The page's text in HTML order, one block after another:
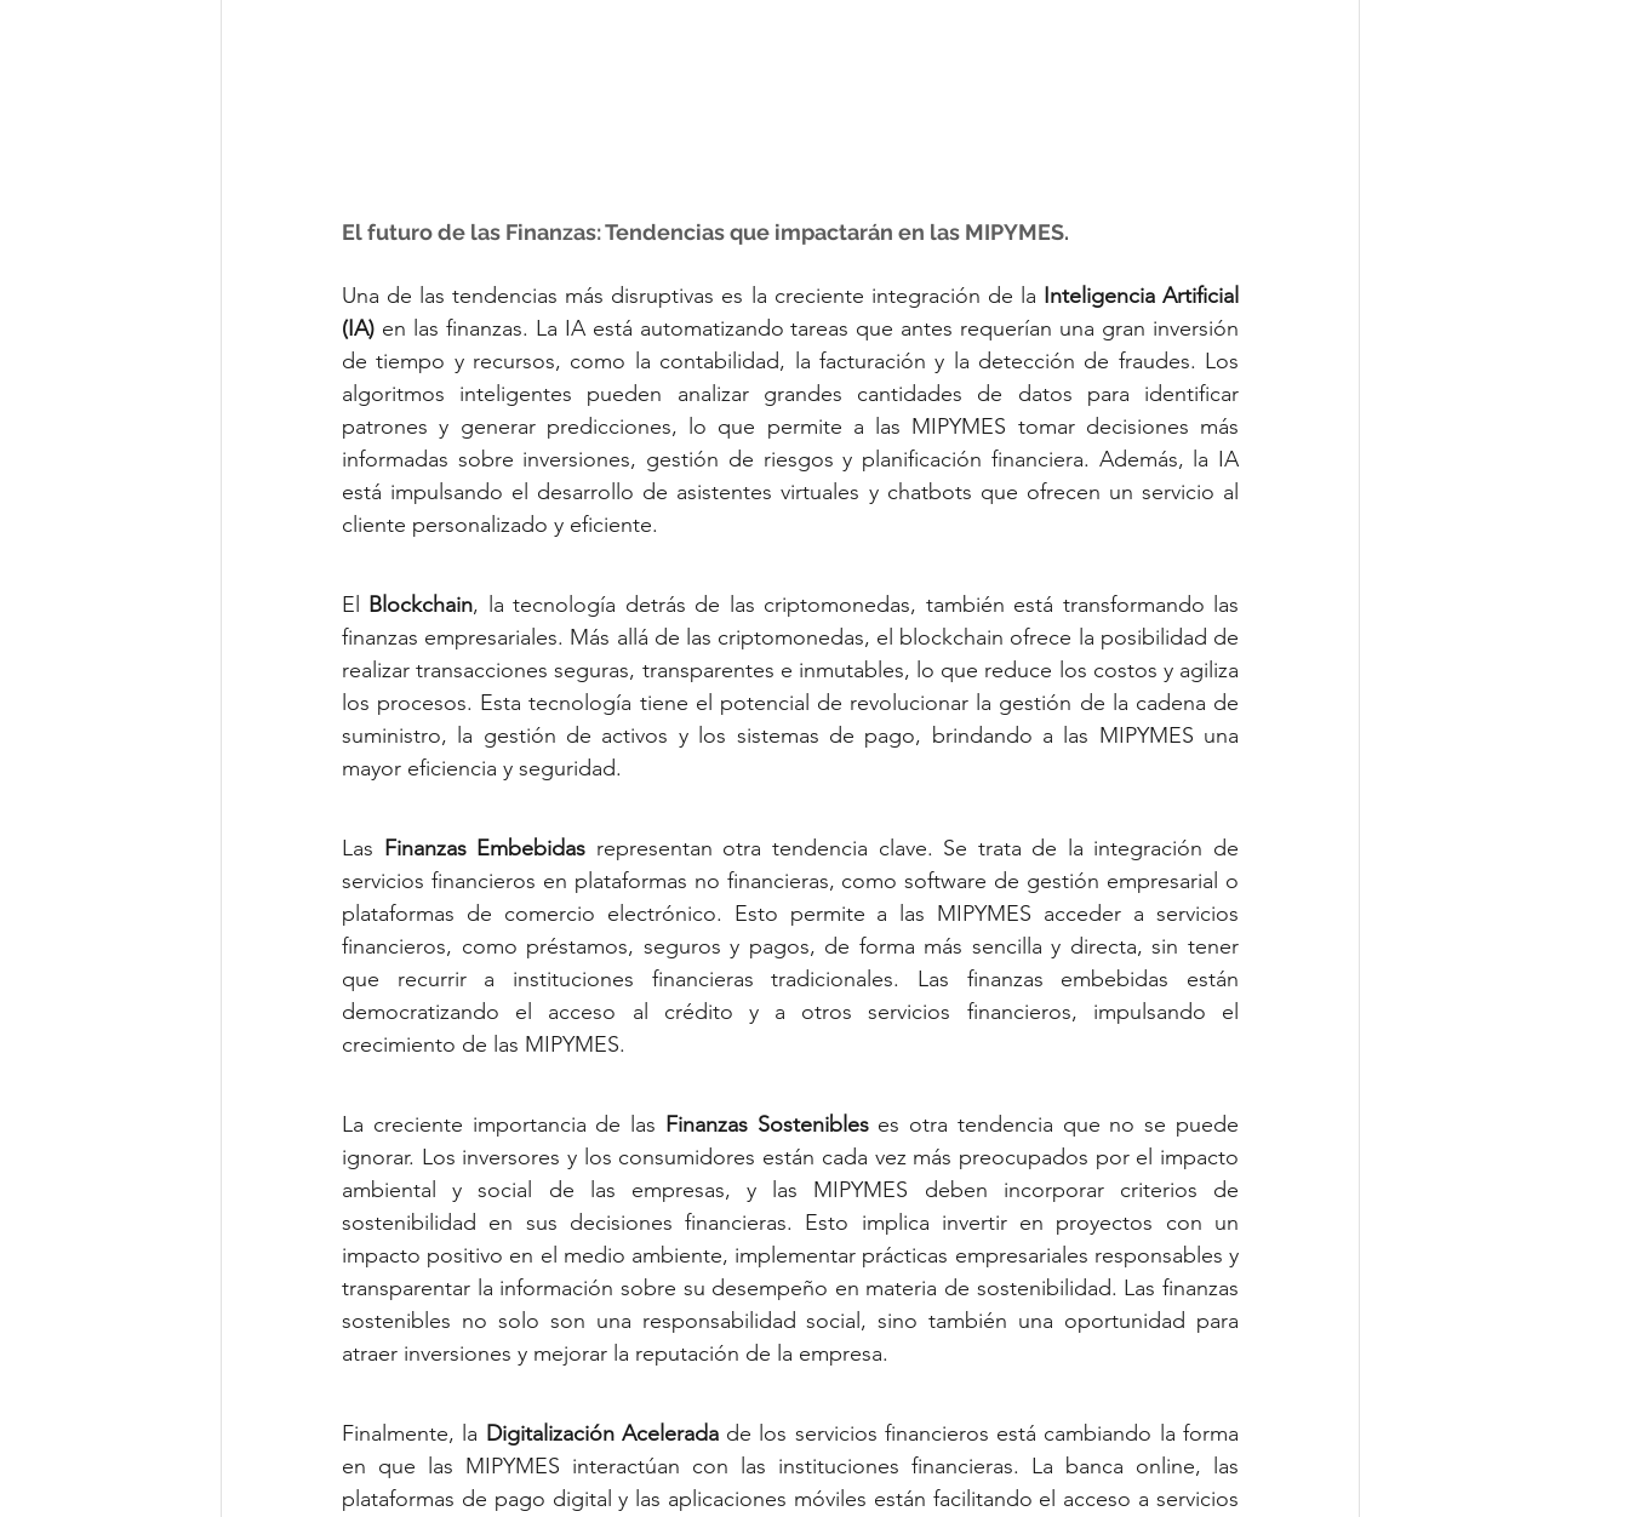
El futuro de las Finanzas: Tendencias que impactarán en las MIPYMES.
Una de las tendencias más disruptivas es la creciente integración de la Inteligencia Artificial
(IA) en las finanzas. La IA está automatizando tareas que antes requerían una gran inversión
de tiempo y recursos, como la contabilidad, la facturación y la detección de fraudes. Los
algoritmos inteligentes pueden analizar grandes cantidades de datos para identificar
patrones y generar predicciones, lo que permite a las MIPYMES tomar decisiones más
informadas sobre inversiones, gestión de riesgos y planificación financiera. Además, la IA
está impulsando el desarrollo de asistentes virtuales y chatbots que ofrecen un servicio al
cliente personalizado y eficiente.
El Blockchain, la tecnología detrás de las criptomonedas, también está transformando las
finanzas empresariales. Más allá de las criptomonedas, el blockchain ofrece la posibilidad de
realizar transacciones seguras, transparentes e inmutables, lo que reduce los costos y agiliza
los procesos. Esta tecnología tiene el potencial de revolucionar la gestión de la cadena de
suministro, la gestión de activos y los sistemas de pago, brindando a las MIPYMES una
mayor eficiencia y seguridad.
Las Finanzas Embebidas representan otra tendencia clave. Se trata de la integración de
servicios financieros en plataformas no financieras, como software de gestión empresarial o
plataformas de comercio electrónico. Esto permite a las MIPYMES acceder a servicios
financieros, como préstamos, seguros y pagos, de forma más sencilla y directa, sin tener
que recurrir a instituciones financieras tradicionales. Las finanzas embebidas están
democratizando el acceso al crédito y a otros servicios financieros, impulsando el
crecimiento de las MIPYMES.
La creciente importancia de las Finanzas Sostenibles es otra tendencia que no se puede
ignorar. Los inversores y los consumidores están cada vez más preocupados por el impacto
ambiental y social de las empresas, y las MIPYMES deben incorporar criterios de
sostenibilidad en sus decisiones financieras. Esto implica invertir en proyectos con un
impacto positivo en el medio ambiente, implementar prácticas empresariales responsables y
transparentar la información sobre su desempeño en materia de sostenibilidad. Las finanzas
sostenibles no solo son una responsabilidad social, sino también una oportunidad para
atraer inversiones y mejorar la reputación de la empresa.
Finalmente, la Digitalización Acelerada de los servicios financieros está cambiando la forma
en que las MIPYMES interactúan con las instituciones financieras. La banca online, las
plataformas de pago digital y las aplicaciones móviles están facilitando el acceso a servicios